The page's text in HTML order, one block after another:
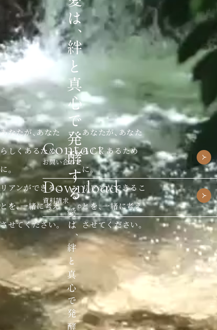
あなたが、あなた
らしくあるため
に。
リアンができるこ
とを、一緒に考え
させてください。
あなたが、あなた
らしくあるため
に。
リアンができるこ
とを、一緒に考え
させてください。
Contact
お問い合わせ
Download
資料請求